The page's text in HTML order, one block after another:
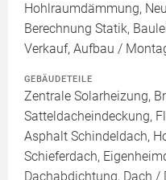
Hohlraumdämmung,
Berechnung Statik,
Verkauf, Aufbau /
GEBÄUDETEILE
Zentrale Solarheizung,
Satteldacheindeckung,
Asphalt Schindeldach,
Schieferdach,
Dachabdichtung, Dach /